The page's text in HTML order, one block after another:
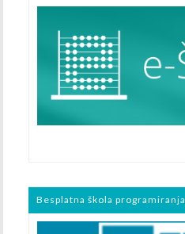
Besplatna škola programiranja